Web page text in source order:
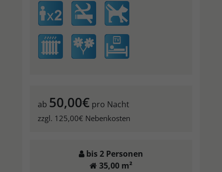
ab 50,00€ pro Nacht
zzgl. 125,00€ Nebenkosten
bis 2 Personen
35,00 m²